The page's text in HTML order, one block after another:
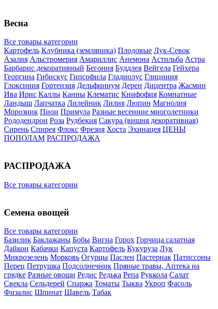
Весна
Все товары категории
Картофель Клубника (земляника) Плодовые Лук-Севок
Азалия Альстромерия Амариллис Анемона Астильба Астра
Барбарис декоративный Бегония Буддлея Вейгела Гейхера
Георгина Гибискус Гипсофила Гладиолус Глициния
Глоксиния Гортензия Дельфиниум Дерен Дицентра Жасмин
Ива Ирис Каллы Канны Клематис Книфофия Комнатные
Ландыш Лапчатка Лилейник Лилия Люпин Магнолия
Морозник Пион Примула Разные весенние многолетники
Рододендрон Роза Рудбекия Сакура (вишня декоративная)
Сирень Спирея Флокс Фрезия Хоста Эхинацея ЦЕНЫ
ПОПОЛАМ РАСПРОДАЖА
РАСПРОДАЖА
Все товары категории
Семена овощей
Все товары категории
Базилик Баклажаны Бобы Вигна Горох Горчица салатная
Дайкон Кабачки Капуста Картофель Кукуруза Лук
Микрозелень Морковь Огурцы Паслен Пастернак Патиссоны
Перец Петрушка Подсолнечник Пряные травы, Аптека на
грядке Разные овощи Редис Редька Репа Руккола Салат
Свекла Сельдерей Спаржа Томаты Тыква Укроп Фасоль
Физалис Шпинат Щавель Табак